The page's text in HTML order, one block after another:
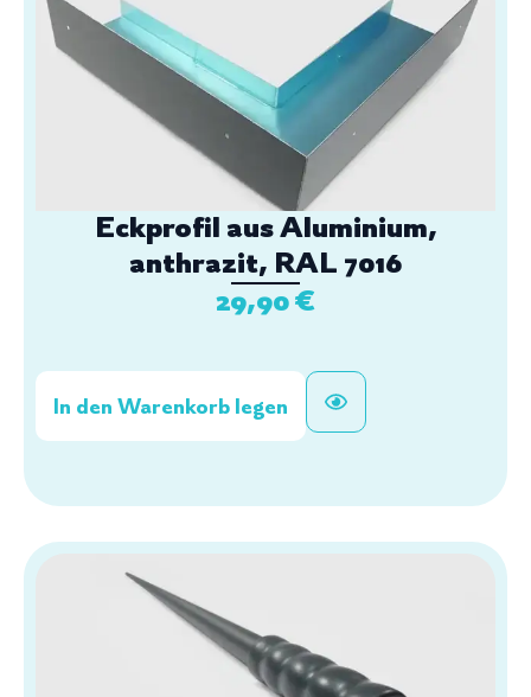
Eckprofil aus Aluminium,
anthrazit, RAL 7016
29,90€
In den Warenkorb legen